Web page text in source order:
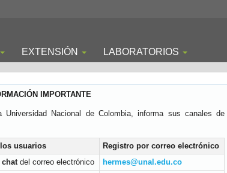
EXTENSIÓN LABORATORIOS
IMPORTANTE
Nacional de Colombia, informa sus canales de
usuarios
Registro por correo electrónico
chatdel correo electrónico
hermes@unal.edu.co